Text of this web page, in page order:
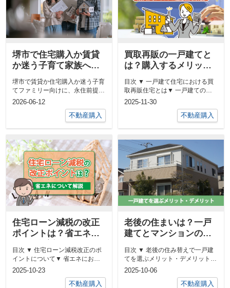
堺市で住宅購入か賃貸
か迷う子育て家族へ！
お得なのは購入か資産
価値と永住の視点から
解説
堺市で賃貸か住宅購入か迷う子育
てファミリー向けに、永住前提で
お得なのは購入かを解説。資産価
2026-06-12
不動産購入
買取再販の一戸建てと
は？購入するメリット
と注意点を解説
目次 ▼ 一戸建て住宅における買
取再販住宅とは▼ 一戸建ての買
取再販住宅を購入するメリットと
2025-11-30
不動産購入
住宅ローン減税の改正
ポイントは？省エネに
目次 ▼ 住宅ローン減税改正のポ
イントについて▼ 省エネにおけ
る断熱等級について▼ 省エネに
2025-10-23
不動産購入
老後の住まいは？一戸
建てとマンションのメ
解説
目次 ▼ 老後の住み替えで一戸建
てを選ぶメリット・デメリット▼
老後の住み替えでマンションを購
2025-10-06
不動産購入